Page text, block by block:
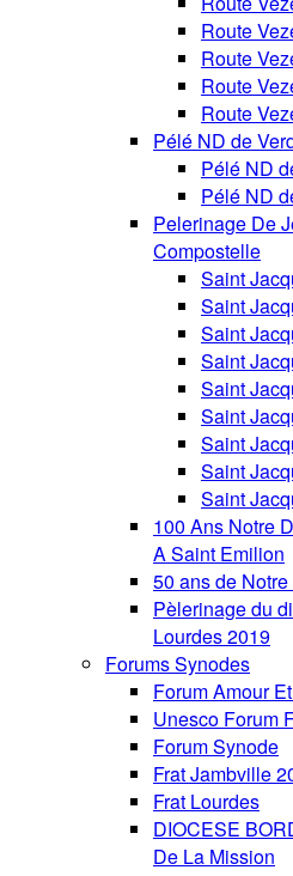
Route
Route
Route
Route
Pélé ND de
Pélé ND
Pélé ND
Pelerinage De
Compostelle
Saint
Saint
Saint
Saint
Saint
Saint
Saint
Saint
Saint
100 Ans Notre
A Saint Emilion
50 ans de
Pèlerinage du
Lourdes 2019
Forums Synodes
Forum Amour
Unesco Forum
Forum Synode
Frat Jambville
Frat Lourdes
DIOCESE
De La Mission